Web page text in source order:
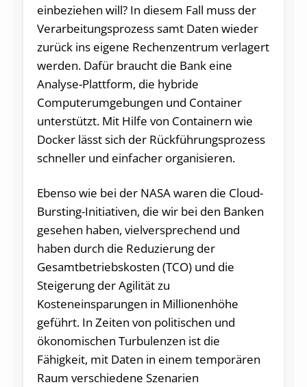
einbeziehen will? In diesem Fall muss der
Verarbeitungsprozess samt Daten wieder
zurück ins eigene Rechenzentrum verlagert
werden. Dafür braucht die Bank eine
Analyse-Plattform, die hybride
Computerumgebungen und Container
unterstützt. Mit Hilfe von Containern wie
Docker lässt sich der Rückführungsprozess
schneller und einfacher organisieren.
Ebenso wie bei der NASA waren die Cloud-
Bursting-Initiativen, die wir bei den Banken
gesehen haben, vielversprechend und
haben durch die Reduzierung der
Gesamtbetriebskosten (TCO) und die
Steigerung der Agilität zu
Kosteneinsparungen in Millionenhöhe
geführt. In Zeiten von politischen und
ökonomischen Turbulenzen ist die
Fähigkeit, mit Daten in einem temporären
Raum verschiedene Szenarien